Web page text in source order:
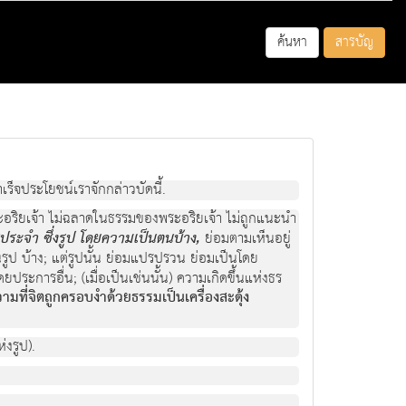
ค้นหา สารบัญ
จประโยชนเราจักกลาวบัดนี้.
ริยเจา ไมฉลาดในธรรมของพระอริยเจา ไมถูกแนะนํา
ระจํา ซึ่งรูป โดยความเปนตนบาง, ยอมตามเห็นอยู่
ป บาง; แตรูปนั้น ยอมแปรปรวน ยอมเปนโดย
ะการอื่น; (เมื่อเปนเชนนั้น) ความเกิดขึ้นแหงธร
มที่จิตถูกครอบงําดวยธรรมเปนเครื่องสะดุง
งรูป).